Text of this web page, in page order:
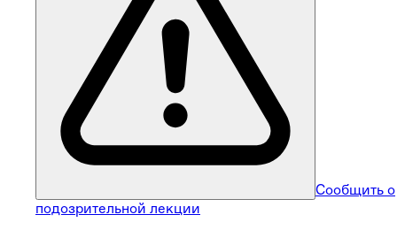
Сообщить о
подозрительной лекции